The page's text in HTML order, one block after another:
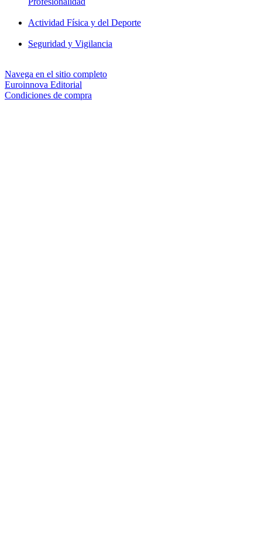
Actividad Física y del Deporte
Seguridad y Vigilancia
Navega en el sitio completo
Euroinnova Editorial
Condiciones de compra